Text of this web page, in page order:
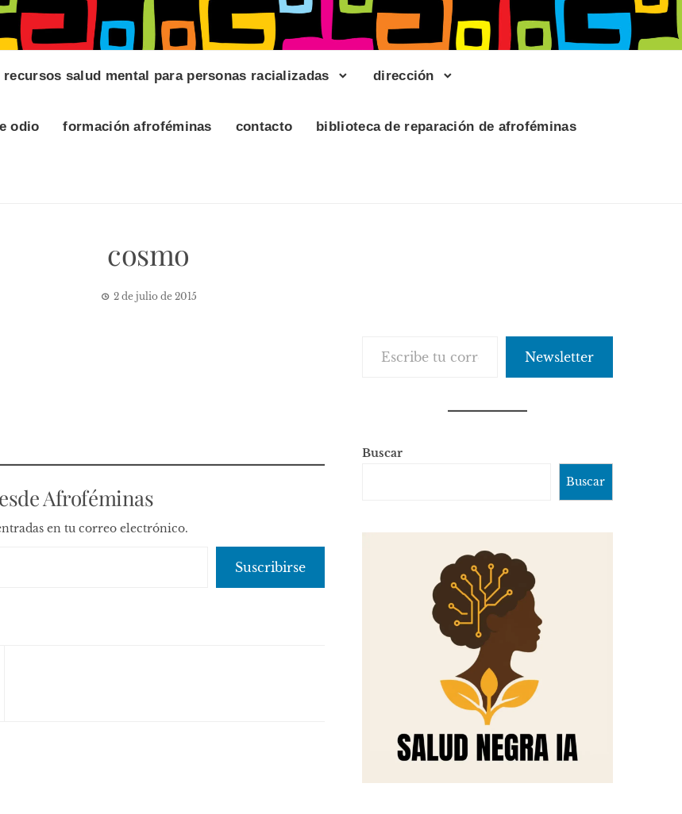
recursos salud mental para personas racializadas dirección
odio formación afroféminas contacto biblioteca de reparación de afroféminas
cosmo
2 de julio de 2015
Afroféminas
en tu correo electrónico.
Suscribirse
Newsletter
Buscar
Buscar